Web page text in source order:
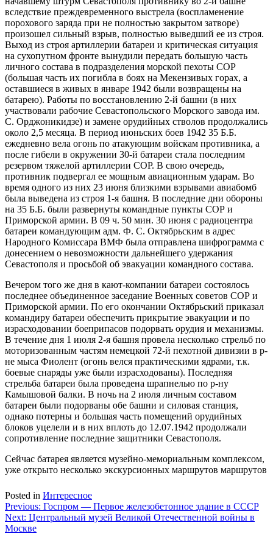
вследствие преждевременного выстрела (воспламенение
порохового заряда при не полностью закрытом затворе)
произошел сильный взрыв, полностью выведший ее из строя.
Выход из строя артиллерии батареи и критическая ситуация
на сухопутном фронте вынудили передать большую часть
личного состава в подразделения морской пехоты СОР
(большая часть их погибла в боях на Мекензивых горах, а
оставшиеся в живых в январе 1942 были возвращены на
батарею). Работы по восстановлению 2-й башни (в них
участвовали рабочие Севастопольского Морского завода им.
С. Орджоникидзе) и замене орудийных стволов продолжались
около 2,5 месяца. В период июньских боев 1942 35 Б.Б.
ежедневно вела огонь по атакующим войскам противника, а
после гибели в окружении 30-й батареи стала последним
резервом тяжелой артиллерии СОР. В свою очередь,
противник подвергал ее мощным авиационным ударам. Во
время одного из них 23 июня близкими взрывами авиабомб
была выведена из строя 1-я башня. В последние дни обороны
на 35 Б.Б. были развернуты командные пункты СОР и
Приморской армии. В 09 ч. 50 мин. 30 июня с радиоцентра
батареи командующим адм. Ф. С. Октябрьским в адрес
Народного Комиссара ВМФ была отправлена шифрограмма с
донесением о невозможности дальнейшего удержания
Севастополя и просьбой об эвакуации командного состава.
Вечером того же дня в кают-компании батареи состоялось
последнее объединенное заседание Военных советов СОР и
Приморской армии. По его окончании Октябрьский приказал
командиру батареи обеспечить прикрытие эвакуации и по
израсходовании боеприпасов подорвать орудия и механизмы.
В течение дня 1 июля 2-я башня провела несколько стрельб по
моторизованным частям немецкой 72-й пехотной дивизии в р-
не мыса Фиолент (огонь велся практическими ядрами, т.к.
боевые снаряды уже были израсходованы). Последняя
стрельба батареи была проведена шрапнелью по р-ну
Камышовой балки. В ночь на 2 июля личным составом
батареи были подорваны обе башни и силовая станция,
однако потерны и большая часть помещений орудийных
блоков уцелели и в них вплоть до 12.07.1942 продолжали
сопротивление последние защитники Севастополя.
Сейчас батарея является музейно-мемориальным комплексом,
уже открыто несколько экскурсионных маршрутов маршрутов
Posted in Интересное
Навигация
по
Previous: Госпром — Первое железобетонное здание в СССР
Next: Центральный музей Великой Отечественной войны в
Москве